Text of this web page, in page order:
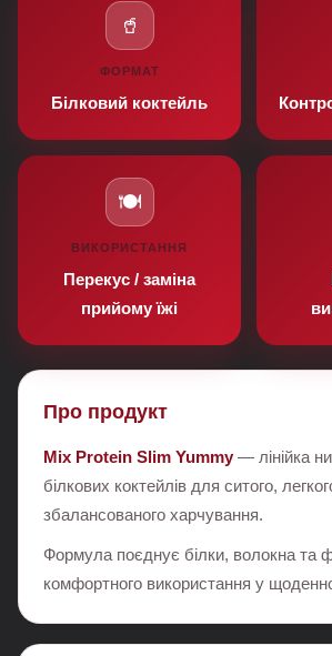
🥤
ФОРМАТ
Білковий коктейль
🍽️
ВИКОРИСТАННЯ
Перекус / заміна
прийому їжі
Про продукт
Mix Protein Slim Yummy — лінійка
білкових коктейлів для ситого,
збалансованого харчування.
Формула поєднує білки, волокна та
комфортного використання у